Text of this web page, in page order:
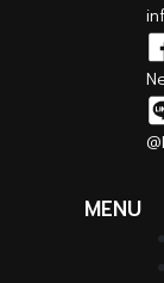
MENU